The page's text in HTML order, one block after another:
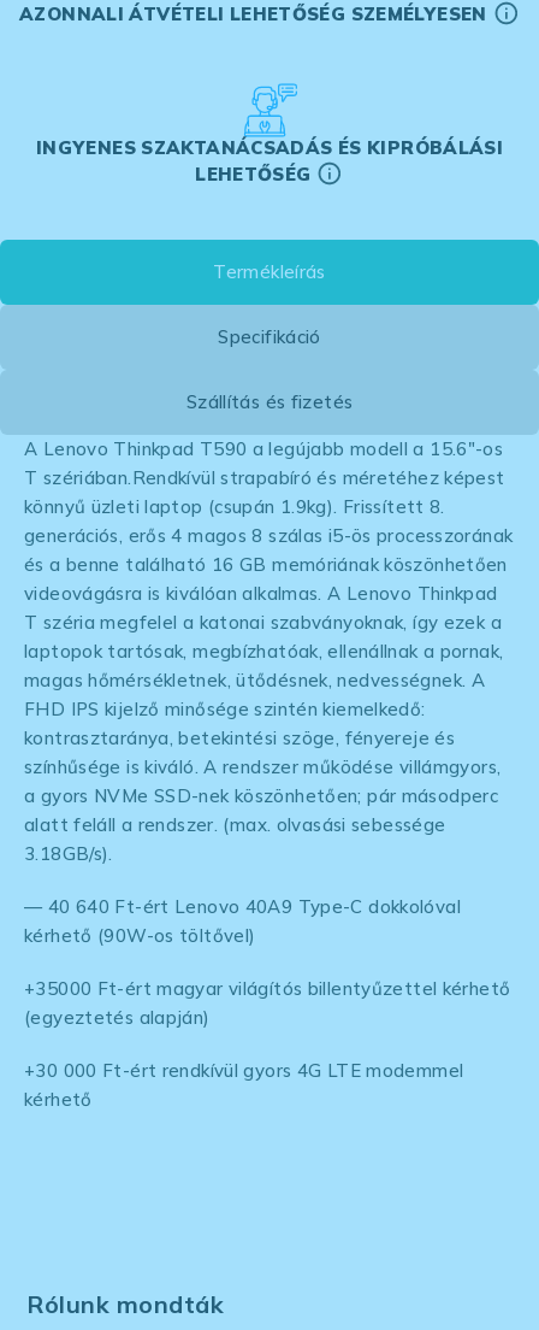
AZONNALI ÁTVÉTELI LEHETŐSÉG SZEMÉLYESEN
INGYENES SZAKTANÁCSADÁS ÉS KIPRÓBÁLÁSI
LEHETŐSÉG
Termékleírás
Specifikáció
Szállítás és fizetés
A Lenovo Thinkpad T590 a legújabb modell a 15.6″-os
T szériában.Rendkívül strapabíró és méretéhez képest
könnyű üzleti laptop (csupán 1.9kg). Frissített 8.
generációs, erős 4 magos 8 szálas i5-ös processzorának
és a benne található 16 GB memóriának köszönhetően
videovágásra is kiválóan alkalmas. A Lenovo Thinkpad
T széria megfelel a katonai szabványoknak, így ezek a
laptopok tartósak, megbízhatóak, ellenállnak a pornak,
magas hőmérsékletnek, ütődésnek, nedvességnek. A
FHD IPS kijelző minősége szintén kiemelkedő:
kontrasztaránya, betekintési szöge, fényereje és
színhűsége is kiváló. A rendszer működése villámgyors,
a gyors NVMe SSD-nek köszönhetően; pár másodperc
alatt feláll a rendszer. (max. olvasási sebessége
3.18GB/s).
— 40 640 Ft-ért Lenovo 40A9 Type-C dokkolóval
kérhető (90W-os töltővel)
+35000 Ft-ért magyar világítós billentyűzettel kérhető
(egyeztetés alapján)
+30 000 Ft-ért rendkívül gyors 4G LTE modemmel
kérhető
Rólunk mondták